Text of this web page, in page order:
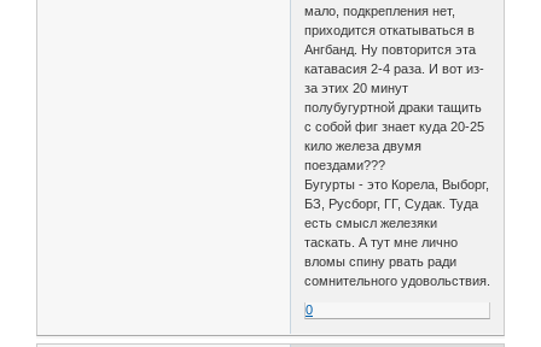
мало, подкрепления нет,
приходится откатываться в
Ангбанд. Ну повторится эта
катавасия 2-4 раза. И вот из-
за этих 20 минут
полубугуртной драки тащить
с собой фиг знает куда 20-25
кило железа двумя
поездами???
Бугурты - это Корела, Выборг,
БЗ, Русборг, ГГ, Судак. Туда
есть смысл железяки
таскать. А тут мне лично
вломы спину рвать ради
сомнительного удовольствия.
0